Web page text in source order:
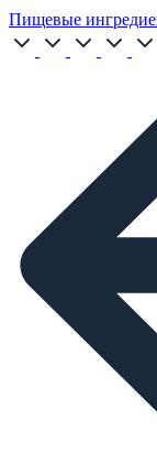
Пищевые